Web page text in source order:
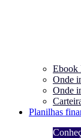
Ebook
Onde
Onde
Planilhas